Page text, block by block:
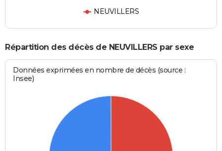
NEUVILLERS
Répartition des décès de NEUVILLERS par sexe
Données exprimées en nombre de décès (source :
Insee)